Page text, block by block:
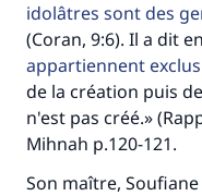
idolâtres sont des
(Coran, 9:6). Il a dit
appartiennent
de la création puis
n'est pas créé.»
Mihnah p.120-121.
Son maître,